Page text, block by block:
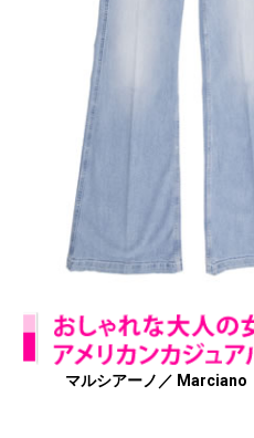
マルシアーノ／ Marciano